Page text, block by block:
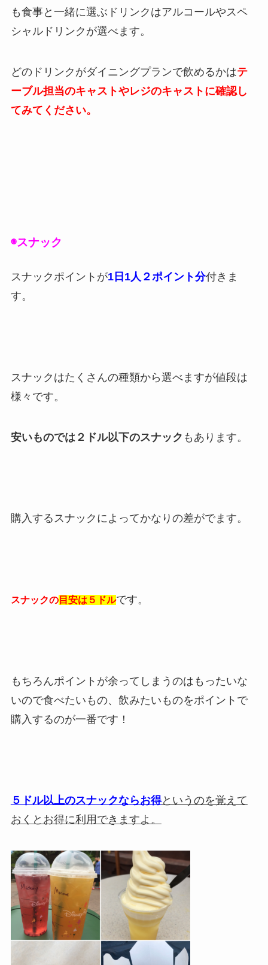
も食事と一緒に選ぶドリンクはアルコールやスペ
シャルドリンクが選べます。
どのドリンクがダイニングプランで飲めるかはテ
ーブル担当のキャストやレジのキャストに確認し
てみてください。
◉スナック
スナックポイントが1日1人２ポイント分付きま
す。
スナックはたくさんの種類から選べますが値段は
様々です。
安いものでは２ドル以下のスナック もあります。
購入するスナックによってかなりの差がでます。
スナックの目安は５ドルです。
もちろんポイントが余ってしまうのはもったいな
いので食べたいもの、飲みたいものをポイントで
購入するのが一番です！
５ドル以上のスナックならお得というのを覚えて
おくとお得に利用できますよ。